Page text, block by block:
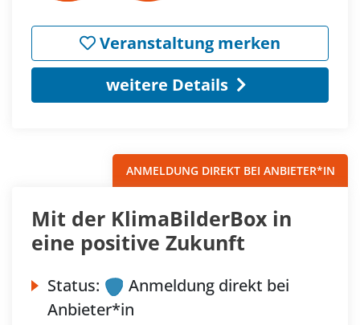
Veranstaltung merken
weitere Details
ANMELDUNG DIREKT BEI ANBIETER*IN
Mit der KlimaBilderBox in
eine positive Zukunft
Status:
Anmeldung direkt bei
Anbieter*in